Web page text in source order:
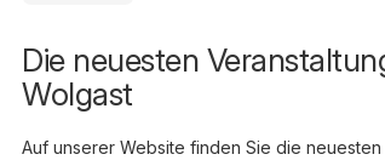
Die neuesten
Wolgast
Auf unserer Website finden Sie die